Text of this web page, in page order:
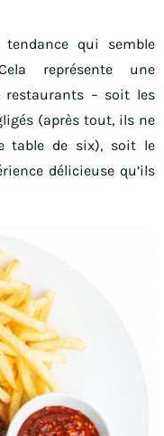
qui semble
représente une
restaurants – soit les
(après tout, ils ne
table de six), soit le
délicieuse qu’ils